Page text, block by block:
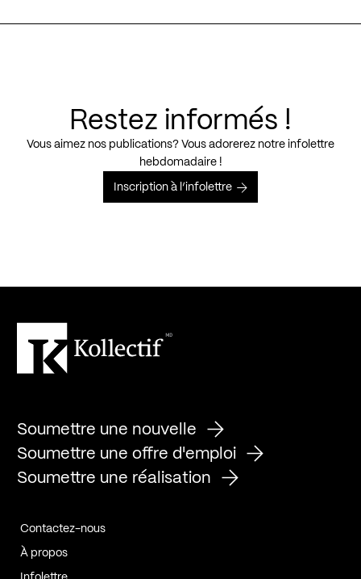
Restez informés !
Vous aimez nos publications? Vous adorerez notre infolettre
hebdomadaire !
Inscription à l’infolettre
Soumettre une nouvelle
Soumettre une offre d'emploi
Soumettre une réalisation
Contactez-nous
À propos